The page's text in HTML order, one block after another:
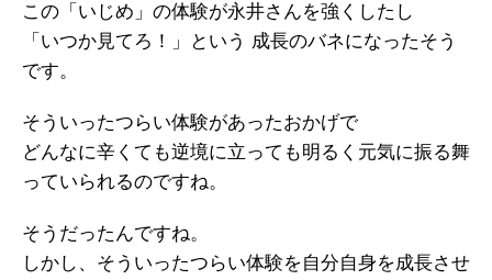
この「いじめ」の体験が永井さんを強くしたし
「いつか見てろ！」という 成長のバネになったそう
です。
そういったつらい体験があったおかげで
どんなに辛くても逆境に立っても明るく元気に振る舞
っていられるのですね。
そうだったんですね。
しかし、そういったつらい体験を自分自身を成長させ